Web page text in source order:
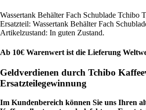
Wassertank Behälter Fach Schublade Tchibo
Ersatzteil: Wassertank Behälter Fach
Artikelzustand: In guten Zustand.
Ab 10€ Warenwert ist die Lieferung
Geldverdienen durch Tchibo
Ersatzteilegewinnung
Im Kundenbereich können Sie uns Ihren